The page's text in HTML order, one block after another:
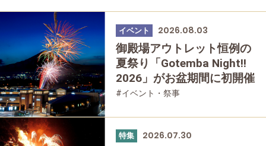
イベント 2026.08.03
御殿場アウトレット恒例の
夏祭り「Gotemba Night!!
2026」がお盆期間に初開催
#イベント・祭事
特集 2026.07.30